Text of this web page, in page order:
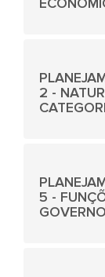
2 -
5 -
GOVERNO